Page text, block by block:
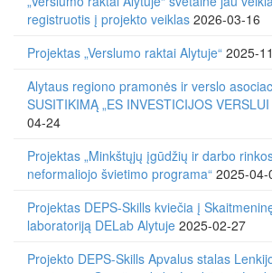
registruotis į projekto veiklas 2026-03-16
Projektas „Verslumo raktai Alytuje“ 2025-
Alytaus regiono pramonės ir verslo
SUSITIKIMĄ „ES INVESTICIJOS
04-24
Projektas „Minkštųjų įgūdžių ir darbo
neformaliojo švietimo programa“ 2025-04-
Projektas DEPS-Skills kviečia į
laboratoriją DELab Alytuje 2025-02-27
Projekto DEPS-Skills Apvalus stalas